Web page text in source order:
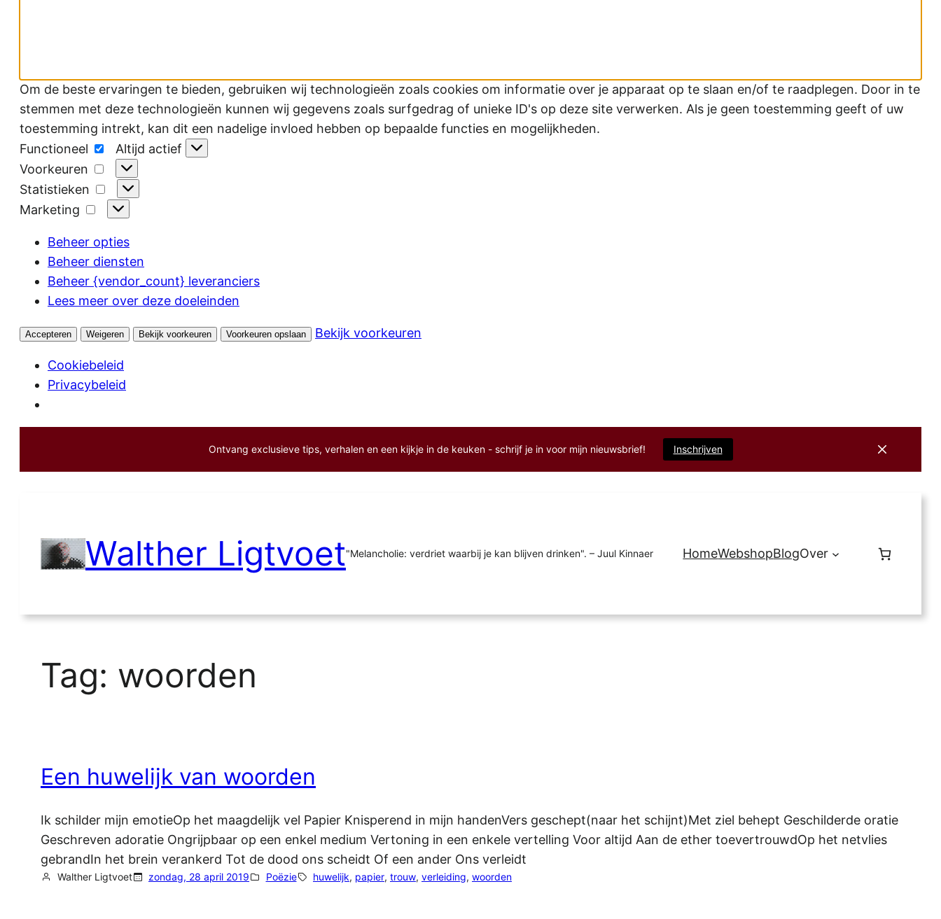
Om de beste ervaringen te bieden, gebruiken wij technologieën zoals cookies om informatie over je apparaat op te slaan en/of te raadplegen. Door in te
stemmen met deze technologieën kunnen wij gegevens zoals surfgedrag of unieke ID's op deze site verwerken. Als je geen toestemming geeft of uw
toestemming intrekt, kan dit een nadelige invloed hebben op bepaalde functies en mogelijkheden.
Functioneel
Functioneel
Altijd actief
Voorkeuren
Voorkeuren
Statistieken
Statistieken
Marketing
Marketing
Beheer opties
Beheer diensten
Beheer {vendor_count} leveranciers
Lees meer over deze doeleinden
Accepteren Weigeren Bekijk voorkeuren Voorkeuren opslaan Bekijk voorkeuren
Cookiebeleid
Privacybeleid
Ontvang exclusieve tips, verhalen en een kijkje in de keuken - schrijf je in voor mijn nieuwsbrief! Inschrijven
inhoud
Walther Ligtvoet"Melancholie: verdriet waarbij je kan blijven drinken". – Juul Kinnaer HomeWebshopBlogOver
Tag: woorden
Een huwelijk van woorden
Ik schilder mijn emotieOp het maagdelijk vel Papier Knisperend in mijn handenVers geschept(naar het schijnt)Met ziel behept Geschilderde oratie
Geschreven adoratie Ongrijpbaar op een enkel medium Vertoning in een enkele vertelling Voor altijd Aan de ether toevertrouwdOp het netvlies
gebrandIn het brein verankerd Tot de dood ons scheidt Of een ander Ons verleidt
Walther Ligtvoet zondag, 28 april 2019 Poëzie huwelijk, papier, trouw, verleiding, woorden